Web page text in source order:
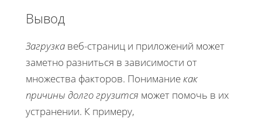
Вывод
Загрузка веб-страниц и приложений может
заметно разниться в зависимости от
множества факторов. Пониманиекак
причины долго грузится может помочь в их
устранении. К примеру,